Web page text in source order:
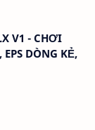
V1 - CHƠI
DÒNG KẺ,